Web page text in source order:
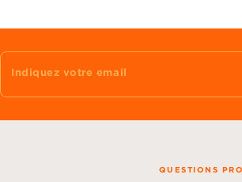
Indiquez votre email
QUESTIONS